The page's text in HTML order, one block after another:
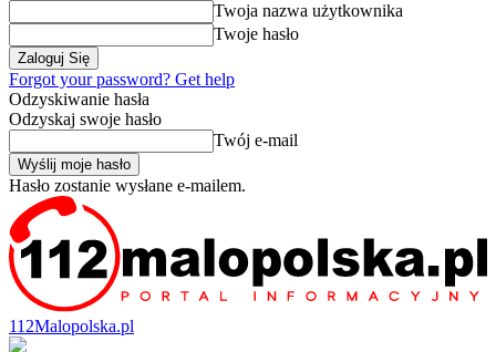
Twoja nazwa użytkownika
Twoje hasło
Forgot your password? Get help
Odzyskiwanie hasła
Odzyskaj swoje hasło
Twój e-mail
Hasło zostanie wysłane e-mailem.
112Malopolska.pl